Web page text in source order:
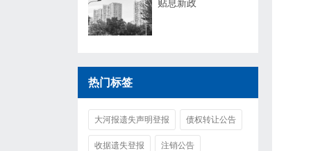
贴息新政
热门标签
大河报遗失声明登报 债权转让公告
收据遗失登报 注销公告